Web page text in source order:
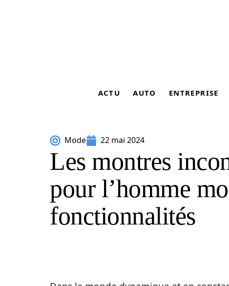
ACTU AUTO ENTREPRISE
Mode 22 mai 2024
Les montres
pour l’homme
fonctionnalités